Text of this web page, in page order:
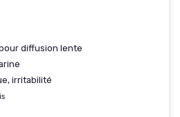
diffusion lente
irritabilité